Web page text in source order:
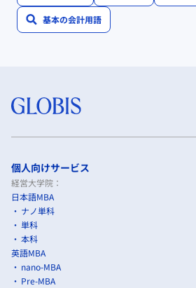
基本の会計用語
個人向けサービス
経営大学院：
日本語MBA
ナノ単科
単科
本科
英語MBA
nano-MBA
Pre-MBA